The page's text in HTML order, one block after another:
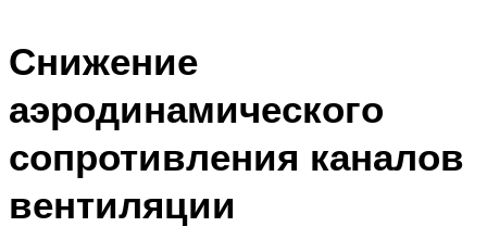
Снижение
аэродинамического
сопротивления каналов
вентиляции